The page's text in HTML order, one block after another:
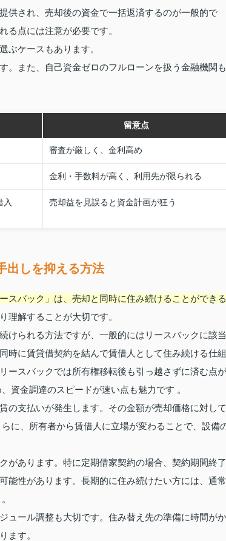
供され、売却後の資金で一括返済するのが一般的で
る点には注意が必要です。
ぶケースもあります。
。また、自己資金ゼロのフルローンを扱う金融機関も
留意点
審査が厳しく、金利高め
金利・手数料が高く、利用先が限られる
入 売却益を見誤ると資金計画が狂う
出しを抑える方法
スバック」は、売却と同時に住み続けることができる
理解することが大切です。
けられる方法ですが、一般的にはリースバックに該当
時に賃貸借契約を結んで賃借人として住み続ける仕組
ースバックでは所有権移転後も引っ越さずに済む点が
資金調達のスピードが速い点も魅力です 。
の支払いが発生します。その金額が売却価格に対して
に、所有者から賃借人に立場が変わることで、設備
があります。特に定期借家契約の場合、契約期間終了
能性があります。長期的に住み続けたい方には、通常
ュール調整も大切です。住み替え先の準備に時間がか
ます。